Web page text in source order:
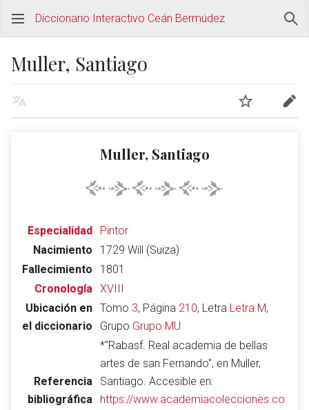
Abrir menú principal
Diccionario Interactivo Ceán Bermúdez
Muller, Santiago
Muller, Santiago
Especialidad
Pintor
Nacimiento
1729 Will (Suiza)
Fallecimiento
1801
Cronología XVIII
Ubicación en
el diccionario
Tomo 3, Página 210, Letra Letra M,
Grupo Grupo MU
Referencia
bibliográfica
*"Rabasf. Real academia de bellas
artes de san Fernando", en Muller,
Santiago. Accesible en:
https://www.academiacolecciones.co